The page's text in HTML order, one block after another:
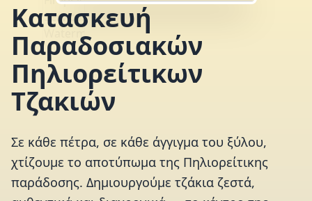
Κατασκευή
Παραδοσιακών
Πηλιορείτικων
Τζακιών
Σε κάθε πέτρα, σε κάθε άγγιγμα του ξύλου,
χτίζουμε το αποτύπωμα της Πηλιορείτικης
παράδοσης. Δημιουργούμε τζάκια ζεστά,